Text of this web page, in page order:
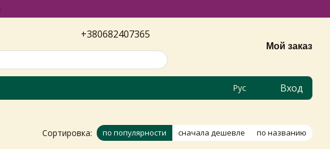
+380682407365
Мой заказ
Рус Вход
Сортировка: по популярности сначала дешевле по названию